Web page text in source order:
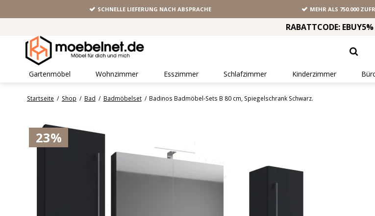
SCHNELLE LIEFERUNG NACH ABSPRACHE MEHR ALS 750.000
RABATTCODE: EBUY5%
Gartenmöbel Wohnzimmer Esszimmer Schlafzimmer Kinderzimmer
Startseite / Shop / Bad / Badmöbelset / Badinos Badmöbel-Sets B 80 cm, Spiegelschrank Schwarz.
23%